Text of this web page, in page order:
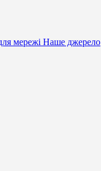
мережі Наше джерело